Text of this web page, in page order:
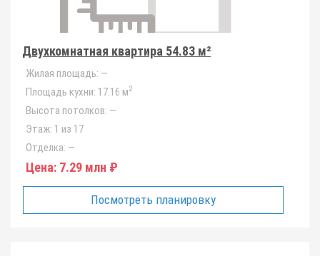
Двухкомнатная квартира 54.83 м²
Жилая площадь: —
Площадь кухни: 17.16 м2
Высота потолков: —
Этаж: 1 из 17
Отделка: —
Цена: 7.29 млн ₽
Посмотреть планировку